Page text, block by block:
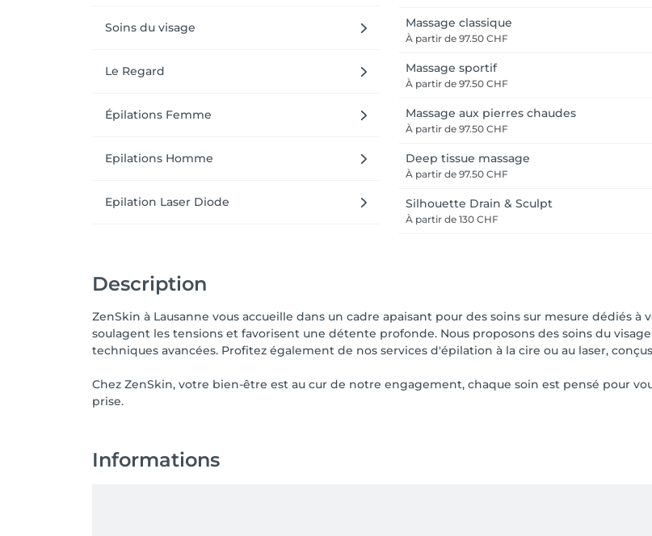
Soins du visage
Le Regard
Épilations Femme
Epilations Homme
Epilation Laser Diode
Massage classique
À partir de 97.50 CHF
Massage sportif
À partir de 97.50 CHF
Massage aux pierres chaudes
À partir de 97.50 CHF
Deep tissue massage
À partir de 97.50 CHF
Silhouette Drain & Sculpt
À partir de 130 CHF
Description
ZenSkin à Lausanne vous accueille dans un cadre apaisant pour des soins sur mesure dédiés
soulagent les tensions et favorisent une détente profonde. Nous proposons des soins du
techniques avancées. Profitez également de nos services d'épilation à la cire ou au laser,
Chez ZenSkin, votre bien-être est au cur de notre engagement, chaque soin est pensé pour
prise.
Informations